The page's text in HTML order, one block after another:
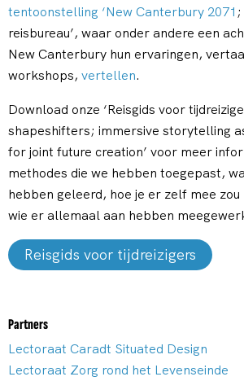
tentoonstelling ‘New Canterbury 2071
reisbureau’, waar onder andere een
New Canterbury hun ervaringen,
workshops, vertellen.
Download onze ‘Reisgids voor
shapeshifters; immersive storytelling
for joint future creation’ voor meer
methodes die we hebben toegepast,
hebben geleerd, hoe je er zelf mee
wie er allemaal aan hebben
Reisgids voor tijdreizigers
Partners
Lectoraat Caradt Situated Design
Lectoraat Zorg rond het Levenseinde